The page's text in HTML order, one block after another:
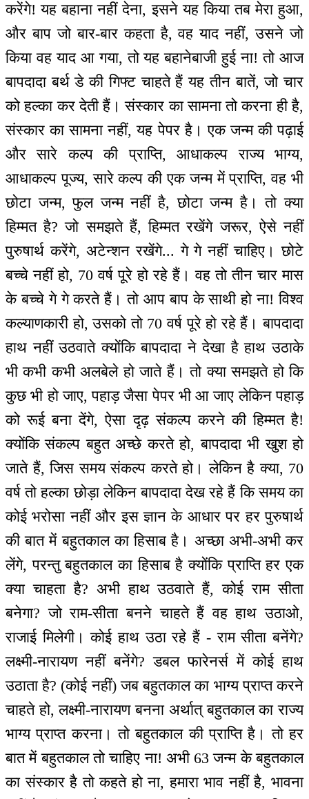
करेंगे! यह बहाना नहीं देना, इसने यह किया तब मेरा हुआ,
और बाप जो बार-बार कहता है, वह याद नहीं, उसने जो
किया वह याद आ गया, तो यह बहानेबाजी हुई ना! तो आज
बापदादा बर्थ डे की गिफ्ट चाहते हैं यह तीन बातें, जो चार
को हल्का कर देती हैं। संस्कार का सामना तो करना ही है,
संस्कार का सामना नहीं, यह पेपर है। एक जन्म की पढ़ाई
और सारे कल्प की प्राप्ति, आधाकल्प राज्य भाग्य,
आधाकल्प पूज्य, सारे कल्प की एक जन्म में प्राप्ति, वह भी
छोटा जन्म, फुल जन्म नहीं है, छोटा जन्म है। तो क्या
हिम्मत है? जो समझते हैं, हिम्मत रखेंगे जरूर, ऐसे नहीं
पुरुषार्थ करेंगे, अटेन्शन रखेंगे... गे गे नहीं चाहिए। छोटे
बच्चे नहीं हो, 70 वर्ष पूरे हो रहे हैं। वह तो तीन चार मास
के बच्चे गे गे करते हैं। तो आप बाप के साथी हो ना! विश्व
कल्याणकारी हो, उसको तो 70 वर्ष पूरे हो रहे हैं। बापदादा
हाथ नहीं उठवाते क्योंकि बापदादा ने देखा है हाथ उठाके
भी कभी कभी अलबेले हो जाते हैं। तो क्या समझते हो कि
कुछ भी हो जाए, पहाड़ जैसा पेपर भी आ जाए लेकिन पहाड़
को रूई बना देंगे, ऐसा दृढ़ संकल्प करने की हिम्मत है!
क्योंकि संकल्प बहुत अच्छे करते हो, बापदादा भी खुश हो
जाते हैं, जिस समय संकल्प करते हो। लेकिन है क्या, 70
वर्ष तो हल्का छोड़ा लेकिन बापदादा देख रहे हैं कि समय का
कोई भरोसा नहीं और इस ज्ञान के आधार पर हर पुरुषार्थ
की बात में बहुतकाल का हिसाब है। अच्छा अभी-अभी कर
लेंगे, परन्तु बहुतकाल का हिसाब है क्योंकि प्राप्ति हर एक
क्या चाहता है? अभी हाथ उठवाते हैं, कोई राम सीता
बनेगा? जो राम-सीता बनने चाहते हैं वह हाथ उठाओ,
राजाई मिलेगी। कोई हाथ उठा रहे हैं - राम सीता बनेंगे?
लक्ष्मी-नारायण नहीं बनेंगे? डबल फारेनर्स में कोई हाथ
उठाता है? (कोई नहीं) जब बहुतकाल का भाग्य प्राप्त करने
चाहते हो, लक्ष्मी-नारायण बनना अर्थात् बहुतकाल का राज्य
भाग्य प्राप्त करना। तो बहुतकाल की प्राप्ति है। तो हर
बात में बहुतकाल तो चाहिए ना! अभी 63 जन्म के बहुतकाल
का संस्कार है तो कहते हो ना, हमारा भाव नहीं है, भावना